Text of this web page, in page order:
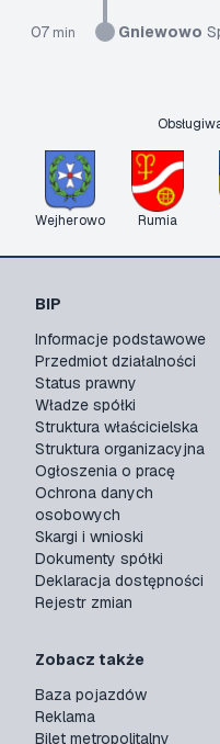
07 min Gniewowo
Wejherowo Rumia
BIP
Informacje podstawowe
Przedmiot działalności
Status prawny
Władze spółki
Struktura właścicielska
Struktura organizacyjna
Ogłoszenia o pracę
Ochrona danych
osobowych
Skargi i wnioski
Dokumenty spółki
Deklaracja dostępności
Rejestr zmian
Zobacz także
Baza pojazdów
Reklama
Bilet metropolitalny